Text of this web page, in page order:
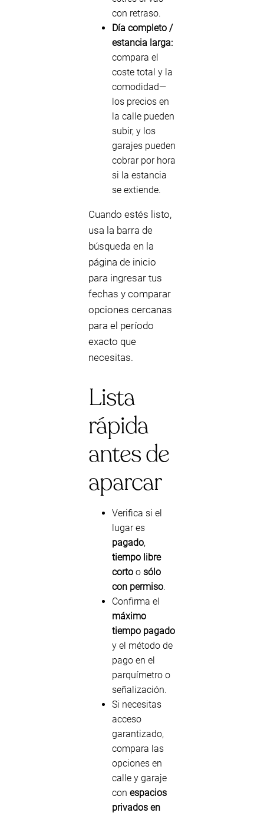
con retraso.
Día completo /
estancia larga:
compara el
coste total y la
comodidad—
los precios en
la calle pueden
subir, y los
garajes pueden
cobrar por hora
si la estancia
se extiende.
Cuando estés listo,
usa la barra de
búsqueda en la
página de inicio
para ingresar tus
fechas y comparar
opciones cercanas
para el período
exacto que
necesitas.
Lista
rápida
antes de
aparcar
Verifica si el
lugar es
pagado,
tiempo libre
corto o sólo
con permiso.
Confirma el
máximo
tiempo pagado
y el método de
pago en el
parquímetro o
señalización.
Si necesitas
acceso
garantizado,
compara las
opciones en
calle y garaje
con espacios
privados en